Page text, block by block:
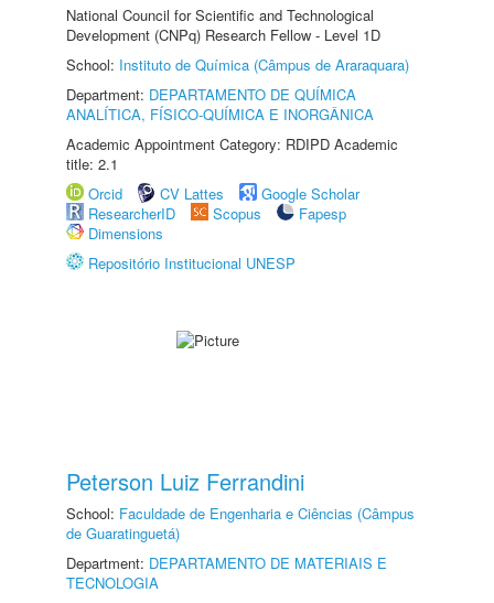
National Council for Scientific and Technological
Development (CNPq) Research Fellow - Level 1D
School: Instituto de Química (Câmpus de Araraquara)
Department: DEPARTAMENTO DE QUÍMICA
ANALÍTICA, FÍSICO-QUÍMICA E INORGÂNICA
Academic Appointment Category: RDIPD Academic
title: 2.1
Orcid
CV Lattes
Google Scholar
ResearcherID
Scopus
Fapesp
Dimensions
Repositório Institucional UNESP
Peterson Luiz Ferrandini
School: Faculdade de Engenharia e Ciências (Câmpus
de Guaratinguetá)
Department: DEPARTAMENTO DE MATERIAIS E
TECNOLOGIA